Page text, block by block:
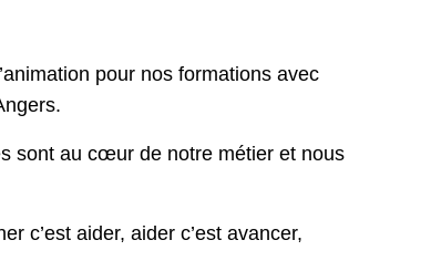
pour nos formations avec
sont au cœur de notre métier et nous
c’est aider, aider c’est avancer,